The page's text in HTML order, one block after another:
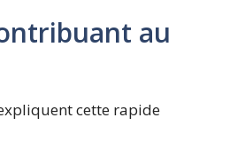
au
cette rapide